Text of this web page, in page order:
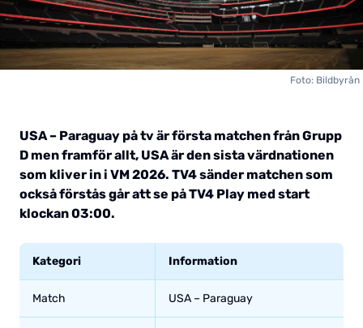
Foto: Bildbyrån
USA – Paraguay på tv är första matchen från Grupp
D men framför allt, USA är den sista värdnationen
som kliver in i VM 2026. TV4 sänder matchen som
också förstås går att se på TV4 Play med start
klockan 03:00.
Kategori Information
Match USA – Paraguay